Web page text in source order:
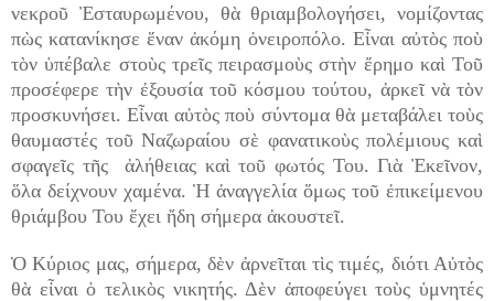
νεκροῦ Ἐσταυρωμένου, θὰ θριαμβολογήσει, νομίζοντας
πὼς κατανίκησε ἕναν ἀκόμη ὀνειροπόλο. Εἶναι αὐτὸς ποὺ
τὸν ὑπέβαλε στοὺς τρεῖς πειρασμοὺς στὴν ἔρημο καὶ Τοῦ
προσέφερε τὴν ἐξουσία τοῦ κόσμου τούτου, ἀρκεῖ νὰ τὸν
προσκυνήσει. Εἶναι αὐτὸς ποὺ σύντομα θὰ μεταβάλει τοὺς
θαυμαστές τοῦ Ναζωραίου σὲ φανατικοὺς πολέμιους καὶ
σφαγεῖς τῆς ἀλήθειας καὶ τοῦ φωτός Του. Γιὰ Ἐκεῖνον,
ὅλα δείχνουν χαμένα. Ἡ ἀναγγελία ὅμως τοῦ ἐπικείμενου
θριάμβου Του ἔχει ἤδη σήμερα ἀκουστεῖ.
Ὁ Κύριος μας, σήμερα, δὲν ἀρνεῖται τὶς τιμές, διότι Αὐτὸς
θὰ εἶναι ὁ τελικὸς νικητής. Δὲν ἀποφεύγει τοὺς ὑμνητές